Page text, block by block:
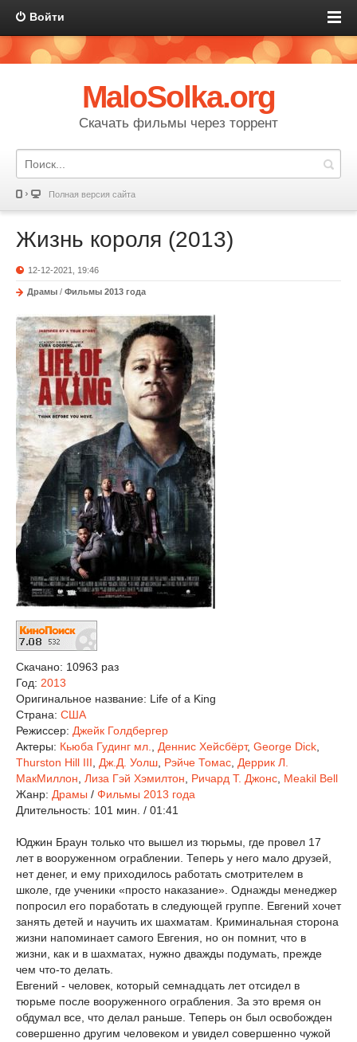
Войти
MaloSolka.org
Скачать фильмы через торрент
Полная версия сайта
Жизнь короля (2013)
12-12-2021, 19:46
Драмы / Фильмы 2013 года
Скачано: 10963 раз
Год: 2013
Оригинальное название: Life of a King
Страна: США
Режиссер: Джейк Голдбергер
Актеры: Кьюба Гудинг мл. Деннис Хейсбёрт, George Dick
Thurston Hill III
Дж.Д. Уолш Рэйче Томас Деррик Л.
МакМиллон Лиза Гэй Хэмилтон Ричард Т. Джонс Meakil Bell
Жанр: Драмы / Фильмы 2013 года
Длительность: 101 мин. / 01:41
Юджин Браун только что вышел из тюрьмы, где провел 17
лет в вооруженном ограблении. Теперь у него мало друзей,
нет денег, и ему приходилось работать смотрителем в
школе, где ученики «просто наказание». Однажды менеджер
попросил его поработать в следующей группе. Евгений хочет
занять детей и научить их шахматам. Криминальная сторона
жизни напоминает самого Евгения, но он помнит, что в
жизни, как и в шахматах, нужно дважды подумать, прежде
чем что-то делать.
Евгений - человек, который семнадцать лет отсидел в
тюрьме после вооруженного ограбления. За это время он
обдумал все, что делал раньше. Теперь он был освобожден
совершенно другим человеком и увидел совершенно чужой